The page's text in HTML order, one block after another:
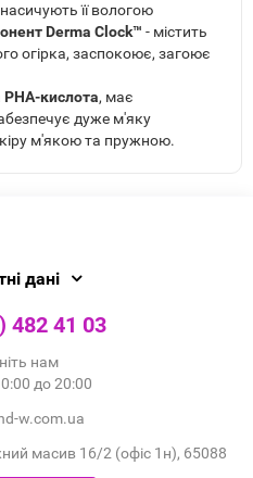
її вологою
Derma Clock™ - містить
огірка, заспокоює, загоює
РНА-кислота, має
дуже м'яку
м'якою та пружною.
дані
482 41 03
нам
до 20:00
w.com.ua
масив 16/2 (офіс 1н), 65088